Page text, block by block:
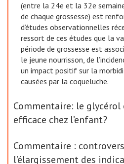
(entre la 24e et la 32e
de chaque grossesse) est
d’études observationnelles
ressort de ces études que la
période de grossesse est
le jeune nourrisson, de
un impact positif sur la
causées par la coqueluche.
Commentaire: le
efficace chez l’enfant?
Commentaire :
l’élargissement des